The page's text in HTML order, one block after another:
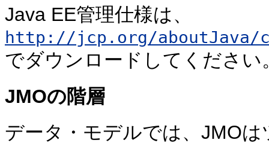
Java EE管理仕様は、
http://jcp.org/aboutJava/
でダウンロードしてください
JMOの階層
データ・モデルでは、JMO